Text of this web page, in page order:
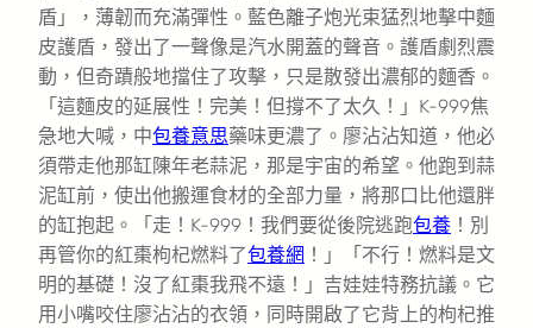
盾」，薄韌而充滿彈性。藍色離子炮光束猛烈地擊中麵
皮護盾，發出了一聲像是汽水開蓋的聲音。護盾劇烈震
動，但奇蹟般地擋住了攻擊，只是散發出濃郁的麵香。
「這麵皮的延展性！完美！但撐不了太久！」K-999焦
急地大喊，中包養意思藥味更濃了。廖沾沾知道，他必
須帶走他那缸陳年老蒜泥，那是宇宙的希望。他跑到蒜
泥缸前，使出他搬運食材的全部力量，將那口比他還胖
的缸抱起。「走！K-999！我們要從後院逃跑包養 ！別
再管你的紅棗枸杞燃料了包養網 ！」「不行！燃料是文
明的基礎！沒了紅棗我飛不遠！」吉娃娃特務抗議。它
用小嘴咬住廖沾沾的衣領，同時開啟了它背上的枸杞推